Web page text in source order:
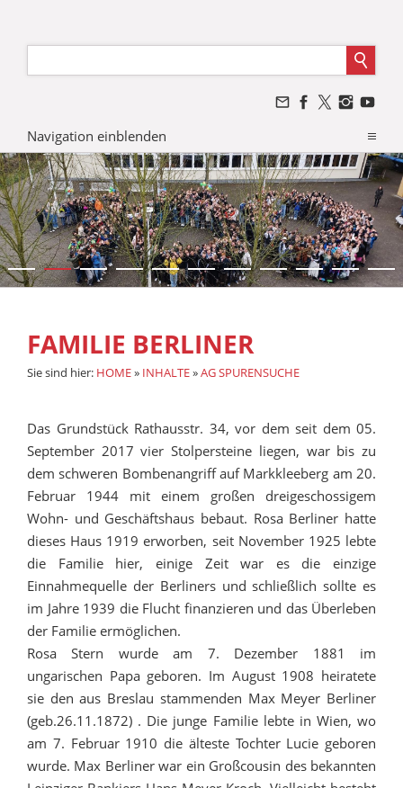
Navigation einblenden
FAMILIE BERLINER
Sie sind hier: HOME» INHALTE»AG SPURENSUCHE
Das Grundstück Rathausstr. 34, vor dem seit dem 05.
September 2017 vier Stolpersteine liegen, war bis zu
dem schweren Bombenangriff auf Markkleeberg am 20.
Februar 1944 mit einem großen dreigeschossigem
Wohn- und Geschäftshaus bebaut. Rosa Berliner hatte
dieses Haus 1919 erworben, seit November 1925 lebte
die Familie hier, einige Zeit war es die einzige
Einnahmequelle der Berliners und schließlich sollte es
im Jahre 1939 die Flucht finanzieren und das Überleben
der Familie ermöglichen.
Rosa Stern wurde am 7. Dezember 1881 im
ungarischen Papa geboren. Im August 1908 heiratete
sie den aus Breslau stammenden Max Meyer Berliner
(geb.26.11.1872) . Die junge Familie lebte in Wien, wo
am 7. Februar 1910 die älteste Tochter Lucie geboren
wurde. Max Berliner war ein Großcousin des bekannten